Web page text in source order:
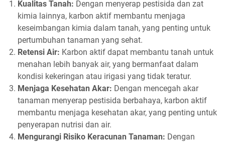
Kualitas Tanah: Dengan menyerap pestisida dan zat
kimia lainnya, karbon aktif membantu menjaga
keseimbangan kimia dalam tanah, yang penting untuk
pertumbuhan tanaman yang sehat.
Retensi Air: Karbon aktif dapat membantu tanah untuk
menahan lebih banyak air, yang bermanfaat dalam
kondisi kekeringan atau irigasi yang tidak teratur.
Menjaga Kesehatan Akar: Dengan mencegah akar
tanaman menyerap pestisida berbahaya, karbon aktif
membantu menjaga kesehatan akar, yang penting untuk
penyerapan nutrisi dan air.
Mengurangi Risiko Keracunan Tanaman: Dengan